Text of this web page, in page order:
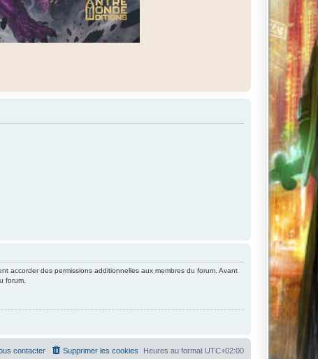
accorder des permissions additionnelles aux membres du forum. Avant
forum.
Heures au format UTC+02:00
Supprimer les cookies
contacter